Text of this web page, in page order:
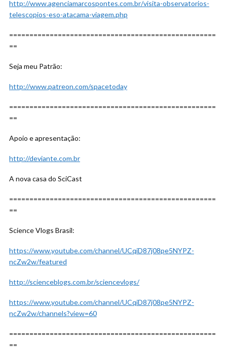
http://www.agenciamarcospontes.com.br/visita-observatorios-
telescopios-eso-atacama-viagem.php
===================================================
==
Seja meu Patrão:
http://www.patreon.com/spacetoday
===================================================
==
Apoio e apresentação:
http://deviante.com.br
A nova casa do SciCast
===================================================
==
Science Vlogs Brasil:
https://www.youtube.com/channel/UCqiD87j08pe5NYPZ-
ncZw2w/featured
http://scienceblogs.com.br/sciencevlogs/
https://www.youtube.com/channel/UCqiD87j08pe5NYPZ-
ncZw2w/channels?view=60
===================================================
==